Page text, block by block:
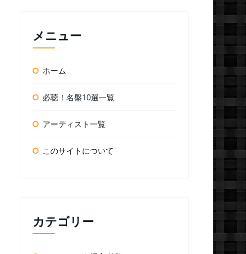
メニュー
ホーム
必聴！名盤10選一覧
アーティスト一覧
このサイトについて
カテゴリー